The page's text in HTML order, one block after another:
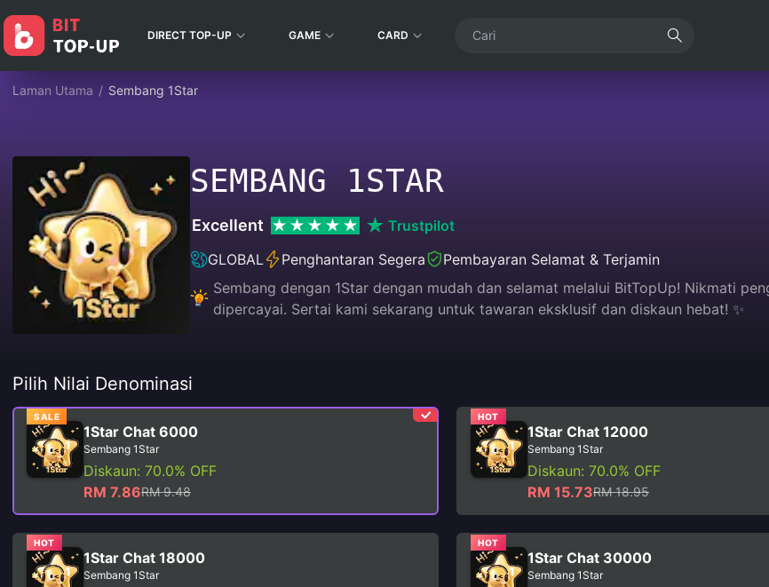
DIRECT TOP-UP GAME CARD
Laman Utama / Sembang 1Star
SEMBANG 1STAR
Excellent
Trustpilot
GLOBAL
Penghantaran Segera
Pembayaran Selamat & Terjamin
Sembang dengan 1Star dengan mudah dan selamat melalui BitTopUp! Nikmati
dipercayai. Sertai kami sekarang untuk tawaran eksklusif dan diskaun hebat! ✨
Pilih Nilai Denominasi
SALE
1Star Chat 6000
Sembang 1Star
Diskaun: 70.0% OFF
RM 7.86RM 9.48
HOT
1Star Chat 12000
Sembang 1Star
Diskaun: 70.0% OFF
RM 15.73RM 18.95
HOT
1Star Chat 18000
Sembang 1Star
HOT
1Star Chat 30000
Sembang 1Star